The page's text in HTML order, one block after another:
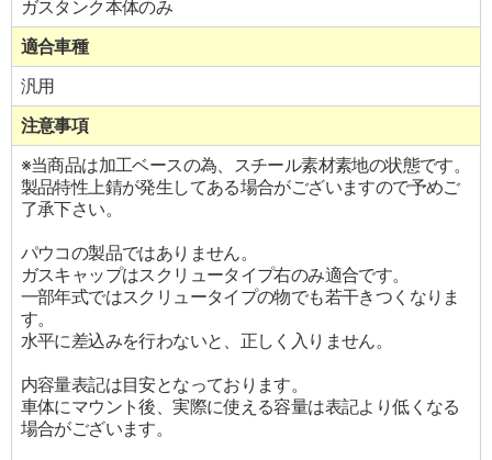
ガスタンク本体のみ
適合車種
汎用
注意事項
※当商品は加工ベースの為、スチール素材素地の状態です。
製品特性上錆が発生してある場合がございますので予めご
了承下さい。
パウコの製品ではありません。
ガスキャップはスクリュータイプ右のみ適合です。
一部年式ではスクリュータイプの物でも若干きつくなりま
す。
水平に差込みを行わないと、正しく入りません。
内容量表記は目安となっております。
車体にマウント後、実際に使える容量は表記より低くなる
場合がございます。